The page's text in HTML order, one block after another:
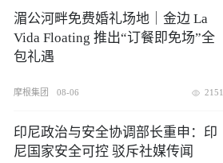
湄公河畔免费婚礼场地｜金边 La
Vida Floating 推出“订餐即免场”全
包礼遇
摩根集团 08-06 2151
印尼政治与安全协调部长重申：印
尼国家安全可控 驳斥社媒传闻